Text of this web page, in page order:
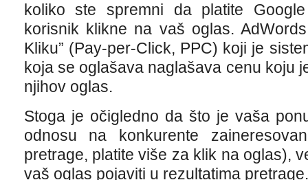
koliko ste spremni da platite
korisnik klikne na vaš oglas.
Kliku” (Pay-per-Click, PPC) koji je
koja se oglašava naglašava cenu koju
njihov oglas.
Stoga je očigledno da što je vaša
odnosu na konkurente
pretrage, platite više za klik na oglas),
vaš oglas pojaviti u rezultatima pretrage.